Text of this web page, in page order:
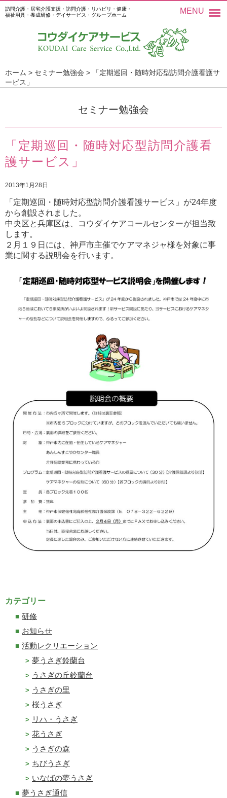
訪問介護・居宅介護支援・訪問介護・リハビリ・健康・
福祉用具・養成研修・デイサービス・グループホーム
MENU
ホーム > セミナー勉強会 >
「定期巡回・随時対応型訪問介護看護サ
ービス」
セミナー勉強会
「定期巡回・随時対応型訪問介護看
護サービス」
2013年1月28日
「定期巡回・随時対応型訪問介護看護サービス」が24年度
から創設されました。
中央区と兵庫区は、コウダイケアコールセンターが担当致
します。
２月１９日には、神戸市主催でケアマネジャ様を対象に事
業に関する説明会を行います。
カテゴリー
研修
お知らせ
活動レクリエーション
夢うさぎ鈴蘭台
うさぎの丘鈴蘭台
うさぎの里
桜うさぎ
リハ・うさぎ
花うさぎ
うさぎの森
ちびうさぎ
いなばの夢うさぎ
夢うさぎ通信